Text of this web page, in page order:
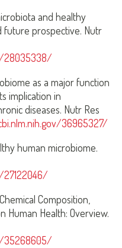
and healthy
future prospective. Nutr
28035338/
as a major function
implication in
diseases. Nutr Res
36965327/
human microbiome.
27122046/
Composition,
Human Health: Overview.
35268605/